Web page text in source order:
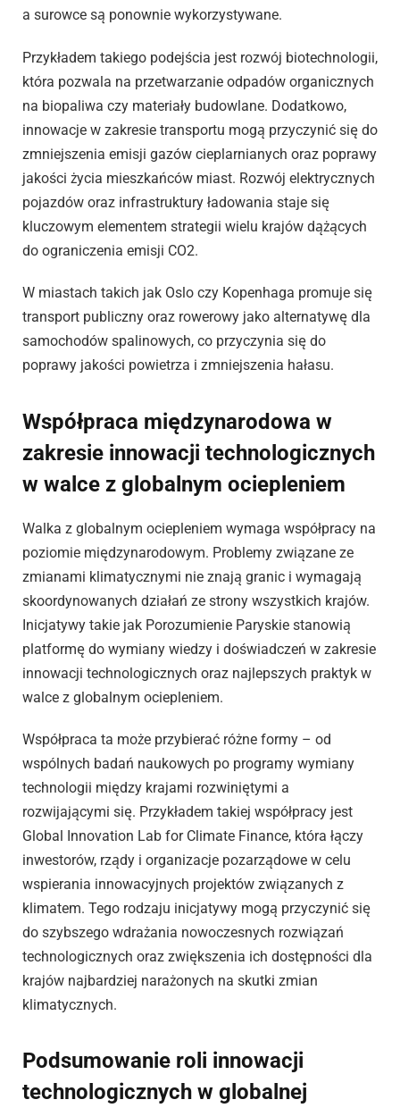
a surowce są ponownie wykorzystywane.
Przykładem takiego podejścia jest rozwój biotechnologii,
która pozwala na przetwarzanie odpadów organicznych
na biopaliwa czy materiały budowlane. Dodatkowo,
innowacje w zakresie transportu mogą przyczynić się do
zmniejszenia emisji gazów cieplarnianych oraz poprawy
jakości życia mieszkańców miast. Rozwój elektrycznych
pojazdów oraz infrastruktury ładowania staje się
kluczowym elementem strategii wielu krajów dążących
do ograniczenia emisji CO2.
W miastach takich jak Oslo czy Kopenhaga promuje się
transport publiczny oraz rowerowy jako alternatywę dla
samochodów spalinowych, co przyczynia się do
poprawy jakości powietrza i zmniejszenia hałasu.
Współpraca międzynarodowa w
zakresie innowacji technologicznych
w walce z globalnym ociepleniem
Walka z globalnym ociepleniem wymaga współpracy na
poziomie międzynarodowym. Problemy związane ze
zmianami klimatycznymi nie znają granic i wymagają
skoordynowanych działań ze strony wszystkich krajów.
Inicjatywy takie jak Porozumienie Paryskie stanowią
platformę do wymiany wiedzy i doświadczeń w zakresie
innowacji technologicznych oraz najlepszych praktyk w
walce z globalnym ociepleniem.
Współpraca ta może przybierać różne formy – od
wspólnych badań naukowych po programy wymiany
technologii między krajami rozwiniętymi a
rozwijającymi się. Przykładem takiej współpracy jest
Global Innovation Lab for Climate Finance, która łączy
inwestorów, rządy i organizacje pozarządowe w celu
wspierania innowacyjnych projektów związanych z
klimatem. Tego rodzaju inicjatywy mogą przyczynić się
do szybszego wdrażania nowoczesnych rozwiązań
technologicznych oraz zwiększenia ich dostępności dla
krajów najbardziej narażonych na skutki zmian
klimatycznych.
Podsumowanie roli innowacji
technologicznych w globalnej